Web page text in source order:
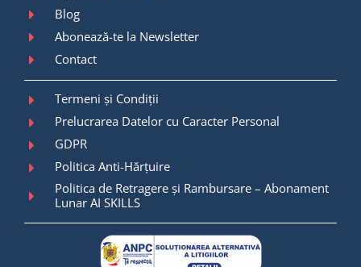
Blog
Abonează-te la Newsletter
Contact
Termeni și Condiții
Prelucrarea Datelor cu Caracter Personal
GDPR
Politica Anti-Hărțuire
Politica de Retragere și Rambursare – Abonament
Lunar AI SKILLS